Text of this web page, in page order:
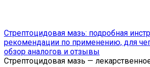
Стрептоцидовая мазь: подробная
рекомендации по применению, для
обзор аналогов и отзывы
Стрептоцидовая мазь —